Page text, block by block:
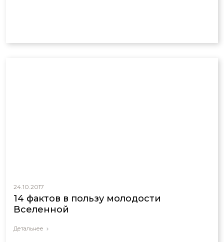
24.10.2017
14 фактов в пользу молодости
Вселенной
Детальнее